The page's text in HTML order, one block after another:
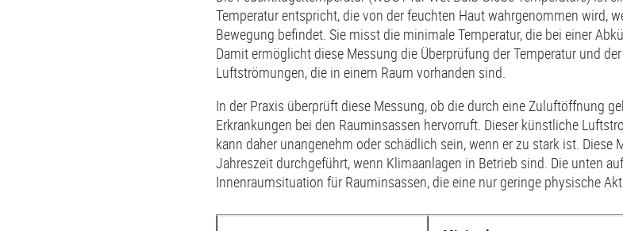
Temperatur entspricht, die von der feuchten Haut wahrgenommen wird,
Bewegung befindet. Sie misst die minimale Temperatur, die bei einer
Damit ermöglicht diese Messung die Überprüfung der Temperatur und
Luftströmungen, die in einem Raum vorhanden sind.
In der Praxis überprüft diese Messung, ob die durch eine Zuluftöffnung
Erkrankungen bei den Rauminsassen hervorruft. Dieser künstliche
kann daher unangenehm oder schädlich sein, wenn er zu stark ist. Diese
Jahreszeit durchgeführt, wenn Klimaanlagen in Betrieb sind. Die unten
Innenraumsituation für Rauminsassen, die eine nur geringe physische